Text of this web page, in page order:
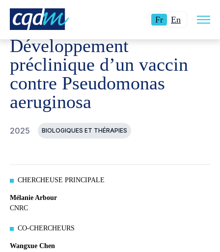
FrLangue
En Switchla
site
CQDM RÉALISATIONS PROJETS FINANCÉS
Développement
préclinique d’un vaccin
contre Pseudomonas
aeruginosa
2025 BIOLOGIQUES ET THÉRAPIES
CHERCHEUSE PRINCIPALE
Mélanie Arbour
CNRC
CO-CHERCHEURS
Wangxue Chen